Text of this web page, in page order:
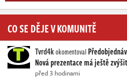
CO SE DĚJE V KOMUNITĚ
Tvrd4kokomentoval
Nová prezentace má ještě
před 3 hodinami